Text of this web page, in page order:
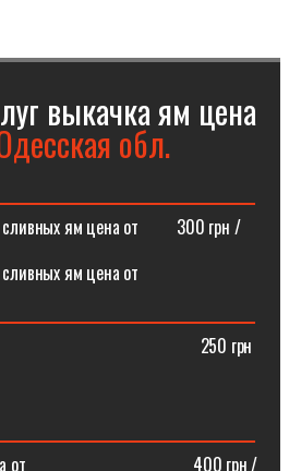
выкачка ям цена
обл.
сливных ям цена от⠀⠀⠀300 грн /
ям цена от
грн
от⠀⠀⠀⠀⠀⠀⠀⠀⠀⠀⠀⠀⠀400 грн /